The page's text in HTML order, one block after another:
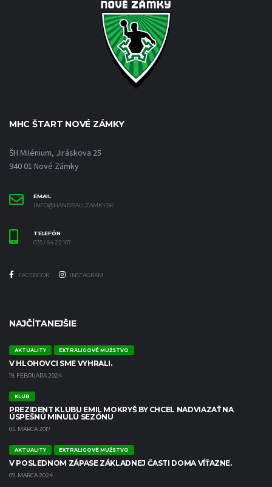
MHC ŠTART NOVÉ ZÁMKY
ŠH Milénium, Jiráskova 25
940 01 Nové Zámky
EMAIL
INFO@HANDBALLZAMKY.SK
TELEFÓN
035 / 64 22 107
FACEBOOK INSTAGRAM
NAJČÍTANEJŠIE
AKTUALITY EXTRALIGOVÉ MUŽSTVO
V HLOHOVCI SME VYHRALI.
19. FEBRUÁRA 2024
KLUB
PREZIDENT KLUBU EMIL MOKRYŠ BY CHCEL NADVIAZAŤ NA
ÚSPEŠNÚ MINULÚ SEZÓNU
05. MARCA 2017
AKTUALITY EXTRALIGOVÉ MUŽSTVO
V POSLEDNOM ZÁPASE ZÁKLADNEJ ČASTI DOMA VÍŤAZNE.
09. MARCA 2024